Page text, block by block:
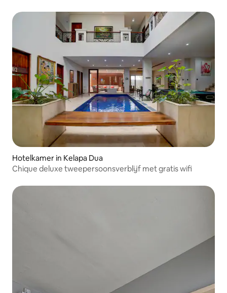
Hotelkamer in Kelapa Dua
Chique deluxe tweepersoonsverblijf met gratis wifi